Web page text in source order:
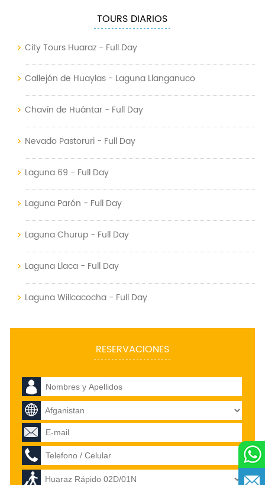
TOURS DIARIOS
City Tours Huaraz - Full Day
Callejón de Huaylas - Laguna Llanganuco
Chavín de Huántar - Full Day
Nevado Pastoruri - Full Day
Laguna 69 - Full Day
Laguna Parón - Full Day
Laguna Churup - Full Day
Laguna Llaca - Full Day
Laguna Willcacocha - Full Day
RESERVACIONES